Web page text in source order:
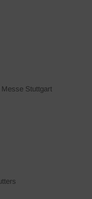
Stuttgart